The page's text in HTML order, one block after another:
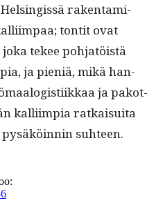
rak­en­t­a­mi­
ton­tit ovat
tekee poh­jatöistä
ja pieniä, mikä han­
ja pakot­
kalli­impia ratkaisui­ta
suhteen.